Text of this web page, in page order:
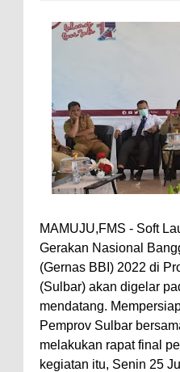
MAMUJU,FMS - Soft
Gerakan Nasional
(Gernas BBI) 2022 di
(Sulbar) akan digelar
mendatang.
Pemprov Sulbar
melakukan rapat final
kegiatan itu, Senin 25